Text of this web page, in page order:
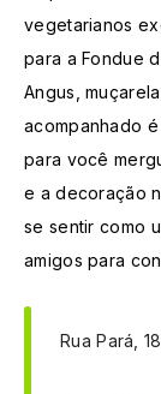
vegetarianos
para a Fondue
Angus,
acompanhado
para você
e a decoração
se sentir como
amigos para
Rua Pará,